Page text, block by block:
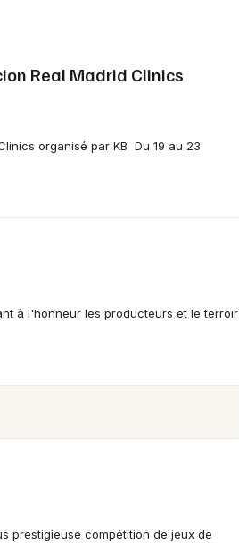
Real Madrid Clinics
organisé par KB Du 19 au 23
à l'honneur les producteurs et le terroir
prestigieuse compétition de jeux de